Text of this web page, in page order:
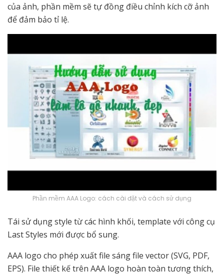
của ảnh, phần mềm sẽ tự đồng điều chỉnh kích cỡ ảnh
để đảm bảo tỉ lệ.
Phần mềm AAA Logo: cách cài đặt và cách sử dụng
Tái sử dụng style từ các hình khối, template với công cụ
Last Styles mới được bổ sung.
AAA logo cho phép xuất file sáng file vector (SVG, PDF,
EPS). File thiết kế trên AAA logo hoàn toàn tương thích,